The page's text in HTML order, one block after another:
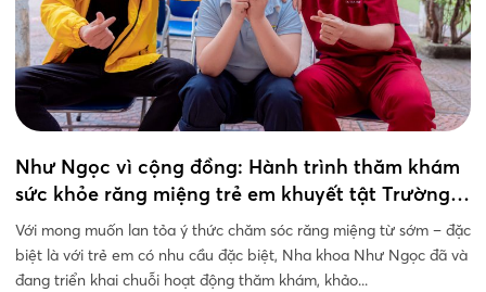
Như Ngọc vì cộng đồng: Hành trình thăm khám
sức khỏe răng miệng trẻ em khuyết tật Trường
PTCS Xã Đàn
Với mong muốn lan tỏa ý thức chăm sóc răng miệng từ sớm – đặc
biệt là với trẻ em có nhu cầu đặc biệt, Nha khoa Như Ngọc đã và
đang triển khai chuỗi hoạt động thăm khám, khảo...